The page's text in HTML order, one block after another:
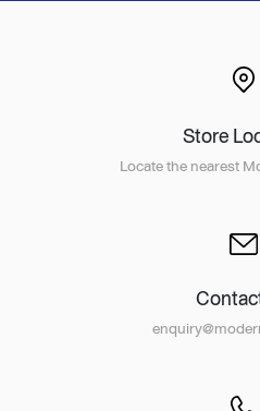
Store
Locate the nearest